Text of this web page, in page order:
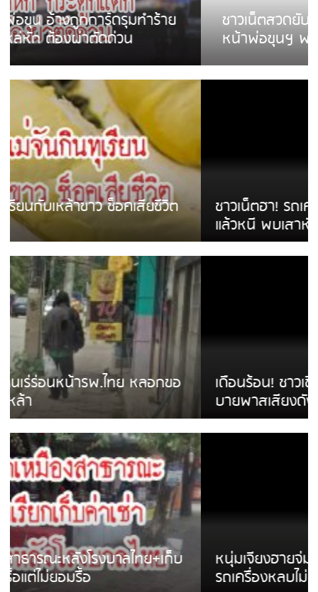
ชาวเน็ตสวดยับ! พบพม่าเร่ขายพวงมาลัย
หน้าพ่อขุนฯ พอไม่ซื้อเดินตาม
ชาวเน็ตฮา! รถเครื่องแม่สายชนป้ายร้านโลงศพ
แล้วหนี พบเสาหัก เบรคหัก หวิดได้ใช้บริการ
เดือนร้อน! ชาวเชียงรายบ่นรถ Isuzu สีขาวซิ่ง
บายพาสเสียงดังสร้างความรำคาญ
หนุ่มเจียงฮายจ่ม พบถังน้ำดื่มตกกลางถนน
รถเครื่องหลบไม่ทันล้มบาดเจ็บ